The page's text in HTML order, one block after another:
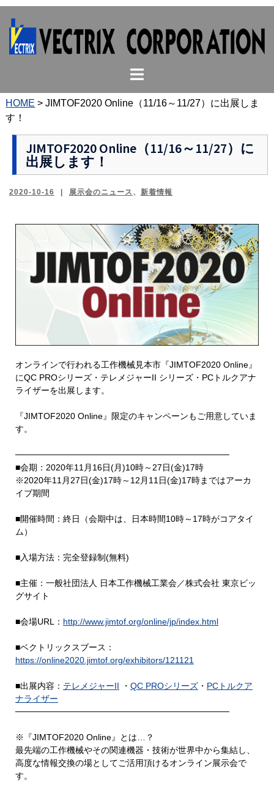
ス
キ
ト
ル
ュ
HOME >JIMTOF2020 Online（11/16～11/27）に出展しま
す！
JIMTOF2020 Online（11/16～11/27）に
出展します！
2020-10-16 展示会のニュース 、 新着情報
オンラインで行われる工作機械見本市『JIMTOF2020 Online』
にQC PROシリーズ・テレメジャーII シリーズ・PCトルクアナ
ライザーを出展します。
『JIMTOF2020 Online』限定のキャンペーンもご用意していま
す。
───────────────────────────────────
■会期：2020年11月16日(月)10時～27日(金)17時
※2020年11月27日(金)17時～12月11日(金)17時まではアーカ
イブ期間
■開催時間：終日（会期中は、日本時間10時～17時がコアタイ
ム）
■入場方法：完全登録制(無料)
■主催：一般社団法人 日本工作機械工業会／株式会社 東京ビッ
グサイト
■会場URL： http://www.jimtof.org/online/jp/index.html
■ベクトリックスブース：
https://online2020.jimtof.org/exhibitors/121121
■出展内容： テレメジャーII ・ QC PROシリーズ ・ PCトルクア
ナライザー
───────────────────────────────────
※『JIMTOF2020 Online』とは…？
最先端の工作機械やその関連機器・技術が世界中から集結し、
高度な情報交換の場としてご活用頂けるオンライン展示会で
す。